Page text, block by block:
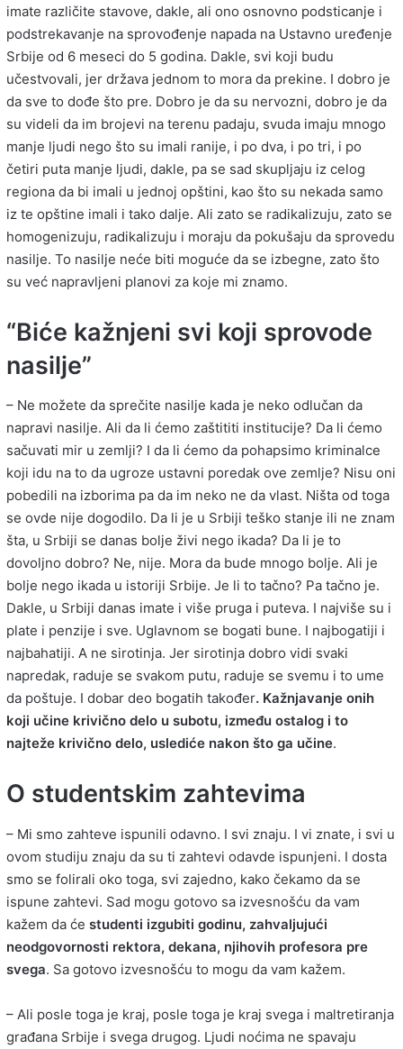
imate različite stavove, dakle, ali ono osnovno podsticanje i
podstrekavanje na sprovođenje napada na Ustavno uređenje
Srbije od 6 meseci do 5 godina. Dakle, svi koji budu
učestvovali, jer država jednom to mora da prekine. I dobro je
da sve to dođe što pre. Dobro je da su nervozni, dobro je da
su videli da im brojevi na terenu padaju, svuda imaju mnogo
manje ljudi nego što su imali ranije, i po dva, i po tri, i po
četiri puta manje ljudi, dakle, pa se sad skupljaju iz celog
regiona da bi imali u jednoj opštini, kao što su nekada samo
iz te opštine imali i tako dalje. Ali zato se radikalizuju, zato se
homogenizuju, radikalizuju i moraju da pokušaju da sprovedu
nasilje. To nasilje neće biti moguće da se izbegne, zato što
su već napravljeni planovi za koje mi znamo.
“Biće kažnjeni svi koji sprovode
nasilje”
– Ne možete da sprečite nasilje kada je neko odlučan da
napravi nasilje. Ali da li ćemo zaštititi institucije? Da li ćemo
sačuvati mir u zemlji? I da li ćemo da pohapsimo kriminalce
koji idu na to da ugroze ustavni poredak ove zemlje? Nisu oni
pobedili na izborima pa da im neko ne da vlast. Ništa od toga
se ovde nije dogodilo. Da li je u Srbiji teško stanje ili ne znam
šta, u Srbiji se danas bolje živi nego ikada? Da li je to
dovoljno dobro? Ne, nije. Mora da bude mnogo bolje. Ali je
bolje nego ikada u istoriji Srbije. Je li to tačno? Pa tačno je.
Dakle, u Srbiji danas imate i više pruga i puteva. I najviše su i
plate i penzije i sve. Uglavnom se bogati bune. I najbogatiji i
najbahatiji. A ne sirotinja. Jer sirotinja dobro vidi svaki
napredak, raduje se svakom putu, raduje se svemu i to ume
da poštuje. I dobar deo bogatih također. Kažnjavanje onih
koji učine krivično delo u subotu, između ostalog i to
najteže krivično delo, uslediće nakon što ga učine.
O studentskim zahtevima
– Mi smo zahteve ispunili odavno. I svi znaju. I vi znate, i svi u
ovom studiju znaju da su ti zahtevi odavde ispunjeni. I dosta
smo se folirali oko toga, svi zajedno, kako čekamo da se
ispune zahtevi. Sad mogu gotovo sa izvesnošću da vam
kažem da će studenti izgubiti godinu, zahvaljujući
neodgovornosti rektora, dekana, njihovih profesora pre
svega. Sa gotovo izvesnošću to mogu da vam kažem.
– Ali posle toga je kraj, posle toga je kraj svega i maltretiranja
građana Srbije i svega drugog. Ljudi noćima ne spavaju